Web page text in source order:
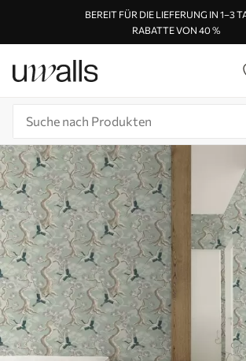
BEREIT FÜR DIE LIEFERUNG IN 1–3
RABATTE VON 40 %